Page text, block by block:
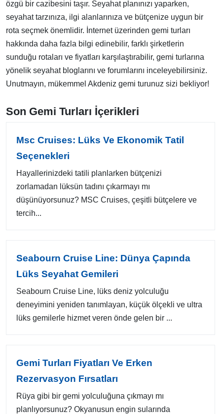
özgü bir cazibesini taşır. Seyahat planınızı yaparken,
seyahat tarzınıza, ilgi alanlarınıza ve bütçenize uygun bir
rota seçmek önemlidir. İnternet üzerinden gemi turları
hakkında daha fazla bilgi edinebilir, farklı şirketlerin
sunduğu rotaları ve fiyatları karşılaştırabilir, gemi turlarına
yönelik seyahat bloglarını ve forumlarını inceleyebilirsiniz.
Unutmayın, mükemmel Akdeniz gemi turunuz sizi bekliyor!
Son Gemi Turları İçerikleri
Msc Cruises: Lüks Ve Ekonomik Tatil
Seçenekleri
Hayallerinizdeki tatili planlarken bütçenizi
zorlamadan lüksün tadını çıkarmayı mı
düşünüyorsunuz? MSC Cruises, çeşitli bütçelere ve
tercih...
Seabourn Cruise Line: Dünya Çapında
Lüks Seyahat Gemileri
Seabourn Cruise Line, lüks deniz yolculuğu
deneyimini yeniden tanımlayan, küçük ölçekli ve ultra
lüks gemilerle hizmet veren önde gelen bir ...
Gemi Turları Fiyatları Ve Erken
Rezervasyon Fırsatları
Rüya gibi bir gemi yolculuğuna çıkmayı mı
planlıyorsunuz? Okyanusun engin sularında